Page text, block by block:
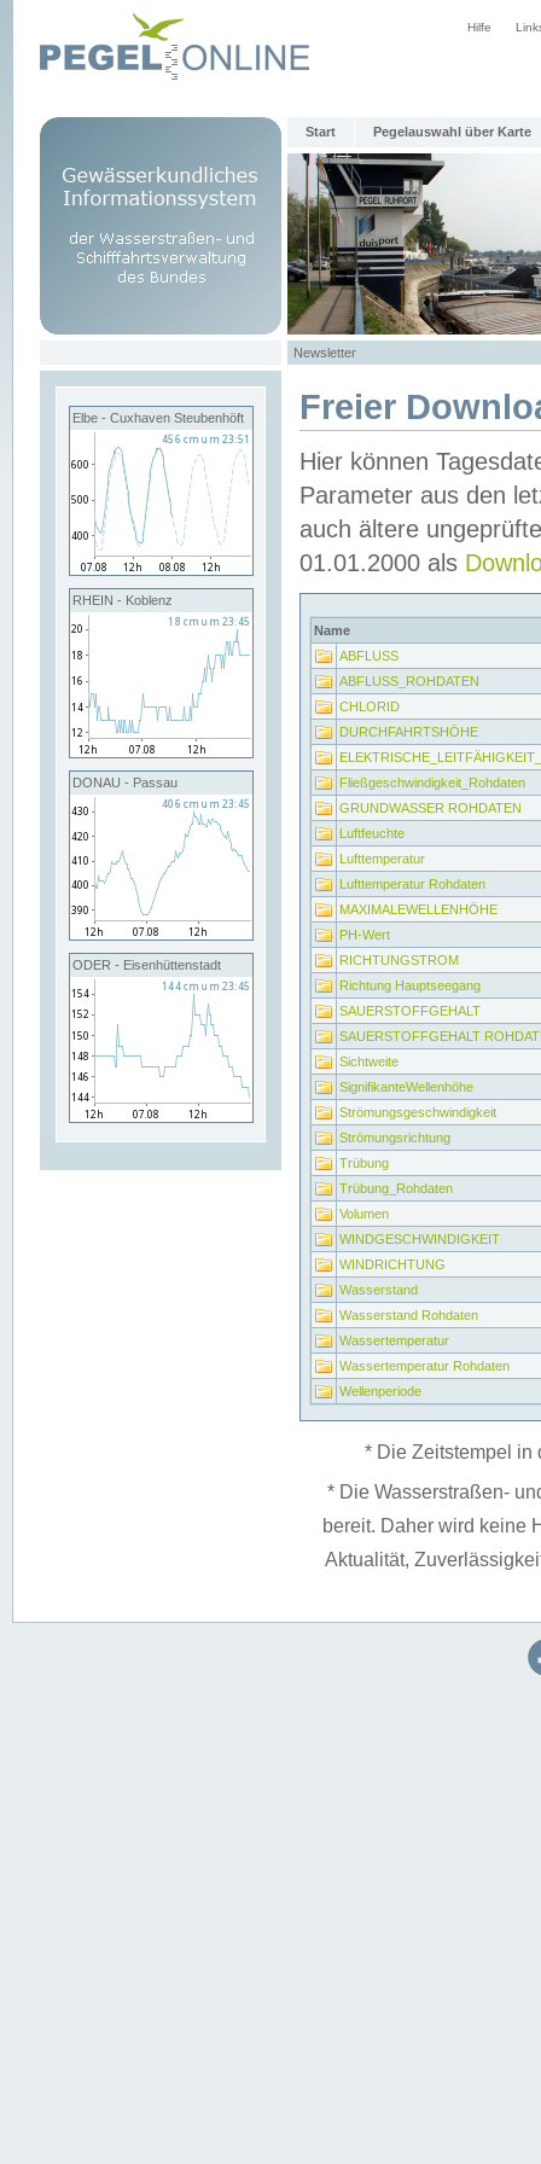
Hilfe
Start Pegelauswahl über Karte
Newsletter
Elbe - Cuxhaven Steubenhöft
RHEIN - Koblenz
DONAU - Passau
ODER - Eisenhüttenstadt
Freier
Hier können
Parameter aus den
auch ältere
01.01.2000 als
Name
ABFLUSS
ABFLUSS_ROHDATEN
CHLORID
DURCHFAHRTSHÖHE
Fließgeschwindigkeit_Rohdaten
GRUNDWASSER ROHDATEN
Luftfeuchte
Lufttemperatur
Lufttemperatur Rohdaten
MAXIMALEWELLENHÖHE
PH-Wert
RICHTUNGSTROM
Richtung Hauptseegang
SAUERSTOFFGEHALT
SAUERSTOFFGEHALT
Sichtweite
SignifikanteWellenhöhe
Strömungsgeschwindigkeit
Strömungsrichtung
Trübung
Trübung_Rohdaten
Volumen
WINDGESCHWINDIGKEIT
WINDRICHTUNG
Wasserstand
Wasserstand Rohdaten
Wassertemperatur
Wassertemperatur Rohdaten
Wellenperiode
* Die Zeitstempel in
* Die Wasserstraßen-
bereit. Daher wird keine
Aktualität,